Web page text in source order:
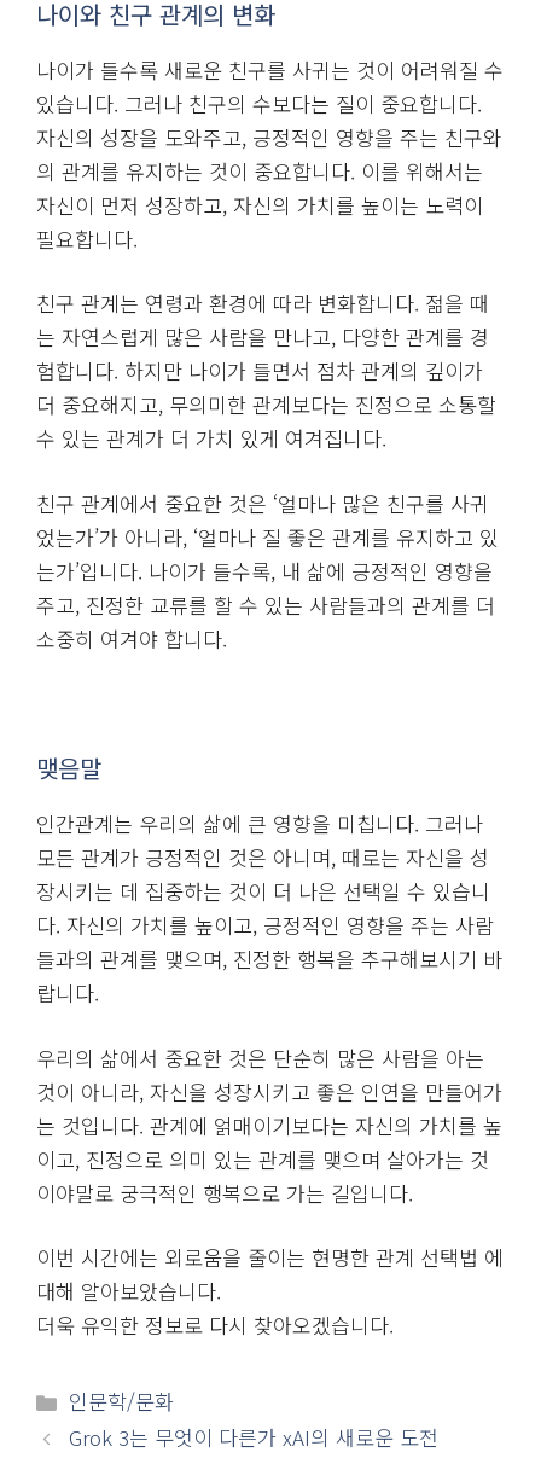
을 맺을 가능성이 높아집니다.
외로움과 몰입의 관계
외로움은 종종 몰입의 부족에서 비롯됩니다. 어떤 일에
깊이 몰두하면 외로움을 느낄 틈이 없습니다. 따라서
는, 자신이 열정을 느끼는 분야에 몰입하는 것이 더 효
과적일 수 있습니다.
우리는 종종 외로움을 해소하기 위해 사람을 만나고 관
계를 맺으려고 합니다. 그러나 이러한 방식이 근본적인
는 과정에 들어서게 됩니다. 이러한 몰입 경험은 결국
더 깊이 있는 인간관계를 맺는 데도 도움을 줍니다. 단
순히 외로움을 피하기 위해 사람을 찾기보다는, 자신의
삶을 충실히 채우는 것이 중요합니다.
나이와 친구 관계의 변화
나이가 들수록 새로운 친구를 사귀는 것이 어려워질 수
있습니다. 그러나 친구의 수보다는 질이 중요합니다.
자신의 성장을 도와주고, 긍정적인 영향을 주는 친구와
의 관계를 유지하는 것이 중요합니다. 이를 위해서는
자신이 먼저 성장하고, 자신의 가치를 높이는 노력이
친구 관계는 연령과 환경에 따라 변화합니다. 젊을 때
는 자연스럽게 많은 사람을 만나고, 다양한 관계를 경
더 중요해지고, 무의미한 관계보다는 진정으로 소통할
수 있는 관계가 더 가치 있게 여겨집니다.